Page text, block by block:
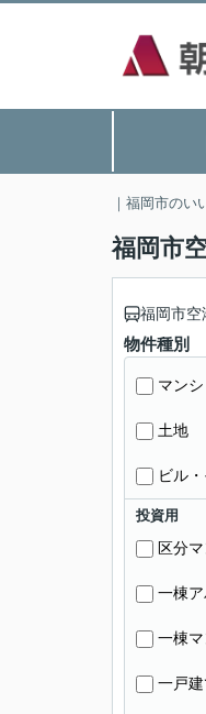
｜福岡市の
福岡市
福岡市空
物件種別
マン
土地
ビル
投資用
区分
一棟ア
一棟
一戸建